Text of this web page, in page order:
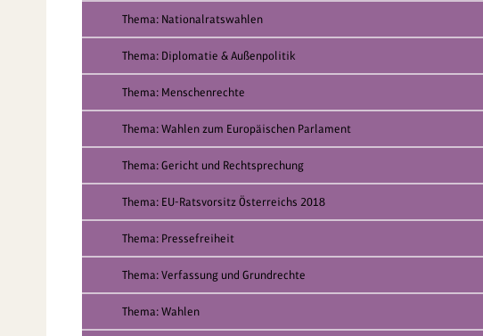
Thema: Nationalratswahlen
Thema: Diplomatie & Außenpolitik
Thema: Menschenrechte
Thema: Wahlen zum Europäischen Parlament
Thema: Gericht und Rechtsprechung
Thema: EU-Ratsvorsitz Österreichs 2018
Thema: Pressefreiheit
Thema: Verfassung und Grundrechte
Thema: Wahlen